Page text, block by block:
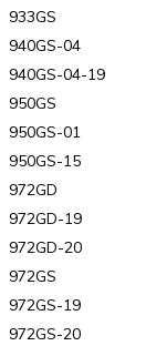
933GS
940GS-04
940GS-04-19
950GS
950GS-01
950GS-15
972GD
972GD-19
972GD-20
972GS
972GS-19
972GS-20